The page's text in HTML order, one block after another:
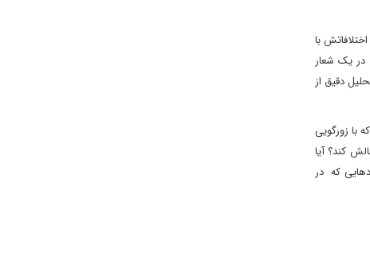
با
در یک شعار
دقیق از
با زورگویی
کند؟ آیا
که در